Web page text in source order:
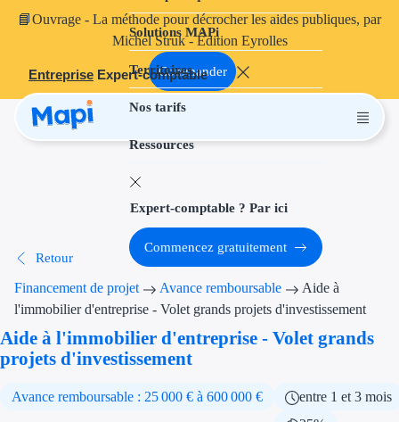
📘Ouvrage - La méthode pour décrocher les aides publiques, par
Michel Struk - Édition Eyrolles
Commander
Entreprise Expert-comptable
Solutions MAPi
Territoires
Nos tarifs
Ressources
Projets finançables
Aides à
Aides
Thématiques
Financement
Transition
Économies
Expert-comptable ? Par ici
Commencez gratuitement
Retour
Financement de projet Avance remboursable
Aide à
l'immobilier d'entreprise - Volet grands projets d'investissement
Aide à l'immobilier d'entreprise - Volet grands
projets d'investissement
Avance remboursable : 25 000 € à 600 000 €
entre 1 et 3 mois